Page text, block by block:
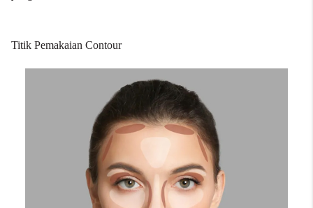
Titik Pemakaian Contour